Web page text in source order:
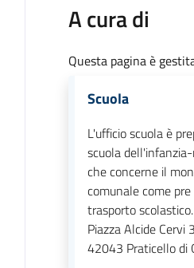
A cura di
Questa pagina è
Scuola
L'ufficio scuola è
scuola
che concerne il
comunale come
trasporto scolastico.
Piazza Alcide Cervi
42043 Praticello di